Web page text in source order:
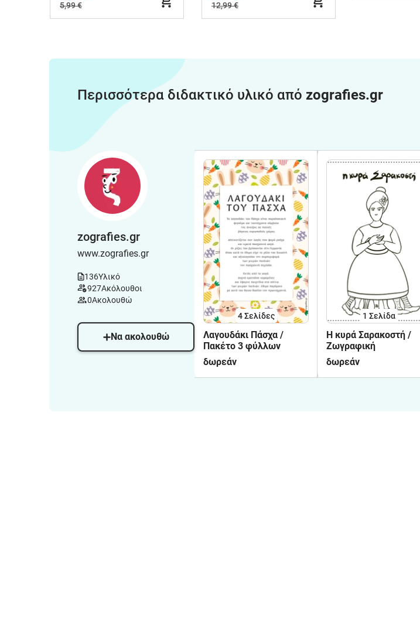
5,99 € 12,99 €
Περισσότερα διδακτικό υλικό από zografies.gr
zografies.gr
www.zografies.gr
136Υλικό
927Ακόλουθοι
0Ακολουθώ
Να ακολουθώ
4Σελίδες
Λαγουδάκι Πάσχα /
Πακέτο 3 φύλλων
δωρεάν
1 Σελίδα
Η κυρά Σαρακοστή /
Ζωγραφική
δωρεάν